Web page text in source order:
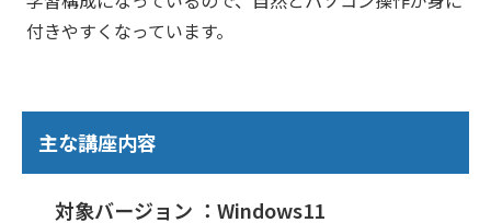
付きやすくなっています。
主な講座内容
対象バージョン ：Windows11